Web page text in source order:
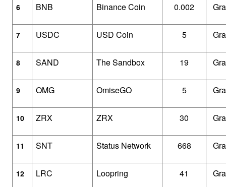
6 BNB Binance Coin 0.002
7 USDC USD Coin 5
8 SAND The Sandbox 19
9 OMG OmiseGO 5
10 ZRX ZRX 30
11 SNT Status Network 668
12 LRC Loopring 41